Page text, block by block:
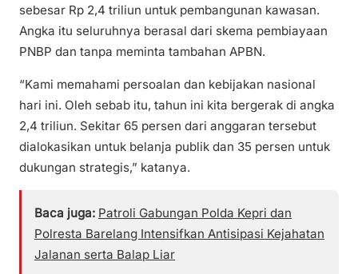
sebesar Rp 2,4 triliun untuk pembangunan kawasan.
Angka itu seluruhnya berasal dari skema pembiayaan
PNBP dan tanpa meminta tambahan APBN.
“Kami memahami persoalan dan kebijakan nasional
hari ini. Oleh sebab itu, tahun ini kita bergerak di angka
2,4 triliun. Sekitar 65 persen dari anggaran tersebut
dialokasikan untuk belanja publik dan 35 persen untuk
dukungan strategis,” katanya.
Baca juga: Patroli Gabungan Polda Kepri dan
Polresta Barelang Intensifkan Antisipasi Kejahatan
Jalanan serta Balap Liar